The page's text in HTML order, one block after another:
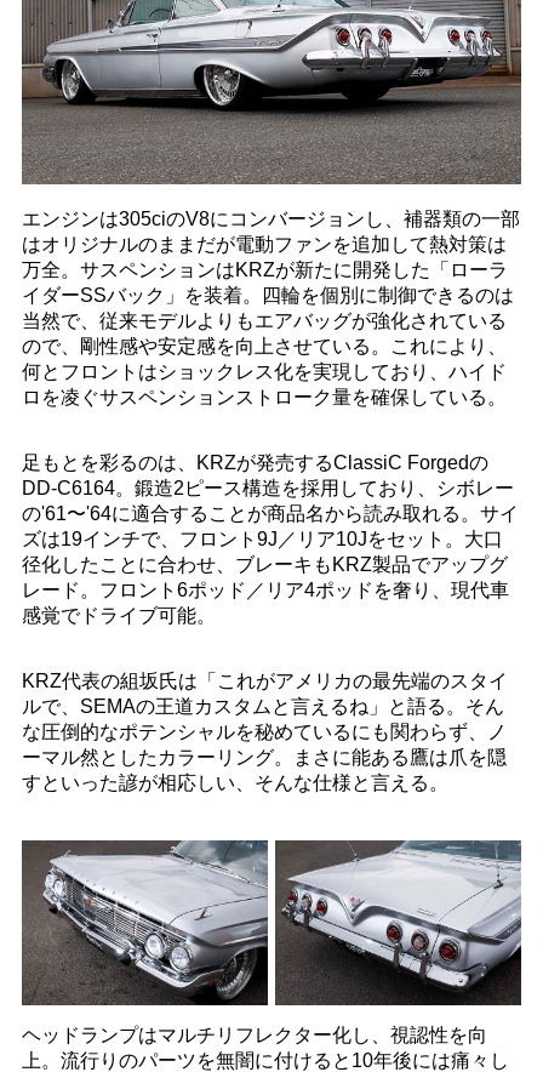
エンジンは305ciのV8にコンバージョンし、補器類の一部
はオリジナルのままだが電動ファンを追加して熱対策は
万全。サスペンションはKRZが新たに開発した「ローラ
イダーSSバック」を装着。四輪を個別に制御できるのは
当然で、従来モデルよりもエアバッグが強化されている
ので、剛性感や安定感を向上させている。これにより、
何とフロントはショックレス化を実現しており、ハイド
ロを凌ぐサスペンションストローク量を確保している。
足もとを彩るのは、KRZが発売するClassiC Forgedの
DD-C6164。鍛造2ピース構造を採用しており、シボレー
の'61〜'64に適合することが商品名から読み取れる。サイ
ズは19インチで、フロント9J／リア10Jをセット。大口
径化したことに合わせ、ブレーキもKRZ製品でアップグ
レード。フロント6ポッド／リア4ポッドを奢り、現代車
感覚でドライブ可能。
KRZ代表の組坂氏は「これがアメリカの最先端のスタイ
ルで、SEMAの王道カスタムと言えるね」と語る。そん
な圧倒的なポテンシャルを秘めているにも関わらず、ノ
ーマル然としたカラーリング。まさに能ある鷹は爪を隠
すといった諺が相応しい、そんな仕様と言える。
ヘッドランプはマルチリフレクター化し、視認性を向
上。流行りのパーツを無闇に付けると10年後には痛々し